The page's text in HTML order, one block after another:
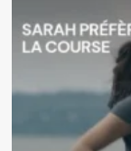
avons
vu]
apocalypse